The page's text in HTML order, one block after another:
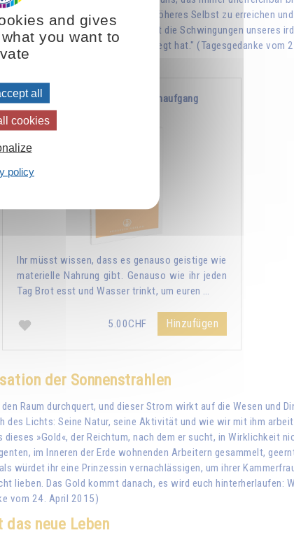
eines Tages gelingen, unser höheres Selbst zu erreichen
Arbeit teilnimmt. Wenn wir einst die Schwingungen unseres
und Liebe in uns hinterlegt hat." (Tagesgedanke vom
Meditationen beim Sonnenaufgang
Ihr müsst wissen, dass es genauso geistige wie
materielle Nahrung gibt. Genauso wie ihr jeden
Tag Brot esst und Wasser trinkt, um euren …
5.00CHF Hinzufügen
der Sonnenstrahlen
Raum durchquert, und dieser Strom wirkt auf die Wesen und
Lichts: Seine Natur, seine Aktivität und wie wir mit ihm
»Gold«, der Reichtum, nach dem er sucht, in Wirklichkeit
im Inneren der Erde wohnenden Arbeitern gesammelt,
ihr eine Prinzessin vernachlässigen, um ihrer
Das Gold kommt danach, es wird euch hinterherlaufen:
vom 24. April 2015)
das neue Leben
and gives
you want to
all
cookies
policy